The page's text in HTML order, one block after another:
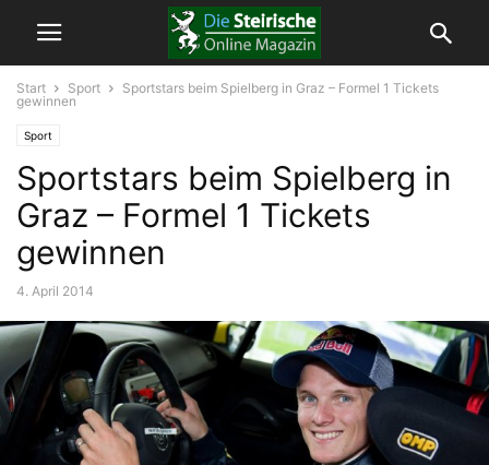
Start Sport
Sportstars beim Spielberg in Graz – Formel 1 Tickets
gewinnen
Sport
Sportstars beim Spielberg in
Graz – Formel 1 Tickets
gewinnen
4. April 2014